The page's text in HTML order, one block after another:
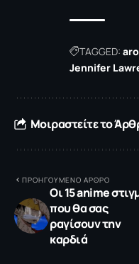
TAGGED:
Jennifer
Μοιραστείτε το
ΠΡΟΗΓΟΥΜΕΝΟ ΑΡΘΡΟ
Οι 15 anime
που θα σας
ραγίσουν την
καρδιά